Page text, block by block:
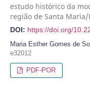
estudo histórico da
região de Santa Maria/
DOI: https://doi.org/
Maria Esther Gomes de
e32012
PDF-POR